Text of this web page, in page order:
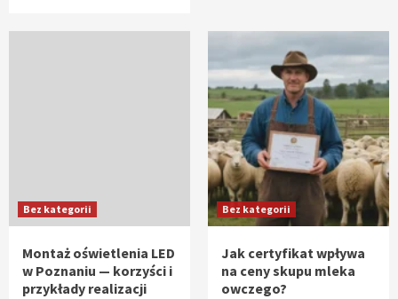
Bez kategorii
Montaż oświetlenia LED
w Poznaniu — korzyści i
przykłady realizacji
Bez kategorii
Jak certyfikat wpływa
na ceny skupu mleka
owczego?